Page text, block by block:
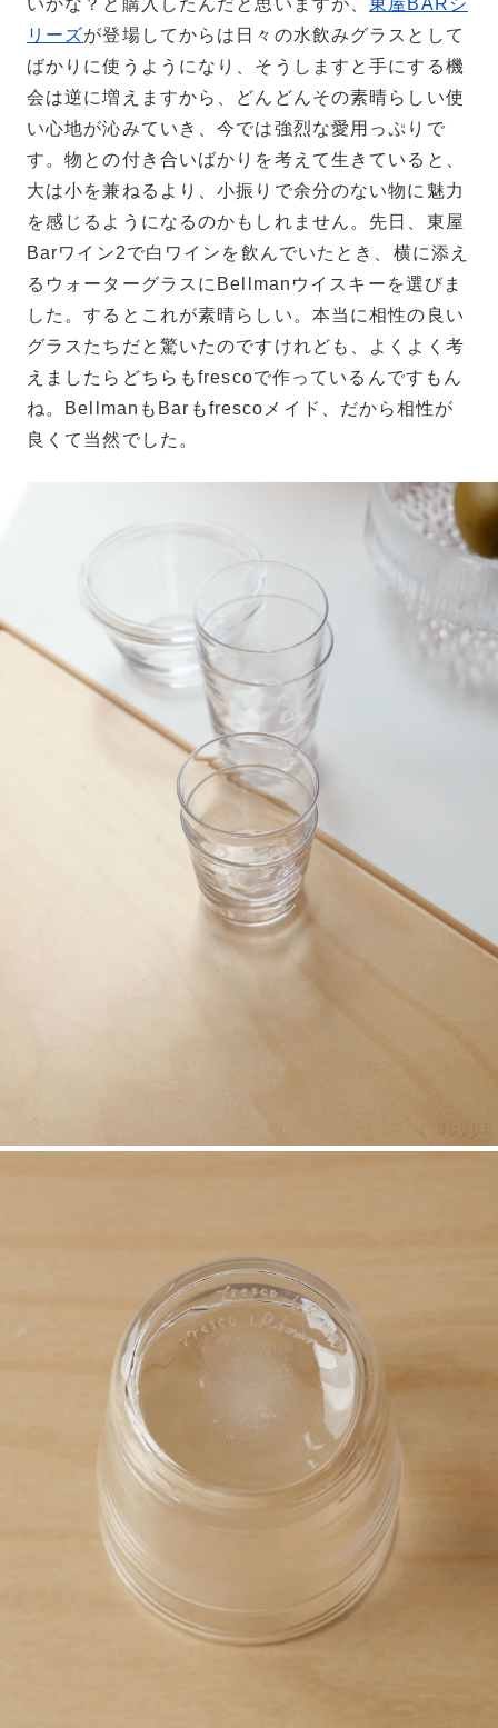
リーズが登場してからは日々の水飲みグラスとして
ばかりに使うようになり、そうしますと手にする機
会は逆に増えますから、どんどんその素晴らしい使
い心地が沁みていき、今では強烈な愛用っぷりで
す。物との付き合いばかりを考えて生きていると、
大は小を兼ねるより、小振りで余分のない物に魅力
を感じるようになるのかもしれません。先日、東屋
Barワイン2で白ワインを飲んでいたとき、横に添え
るウォーターグラスにBellmanウイスキーを選びま
した。するとこれが素晴らしい。本当に相性の良い
グラスたちだと驚いたのですけれども、よくよく考
えましたらどちらもfrescoで作っているんですもん
ね。BellmanもBarもfrescoメイド、だから相性が
良くて当然でした。